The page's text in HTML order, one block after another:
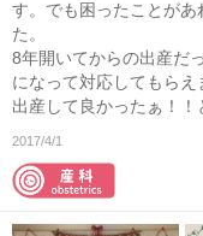
す。でも困ったことが
た。
8年開いてからの出産だ
になって対応してもらえ
出産して良かったぁ！！
2017/4/1